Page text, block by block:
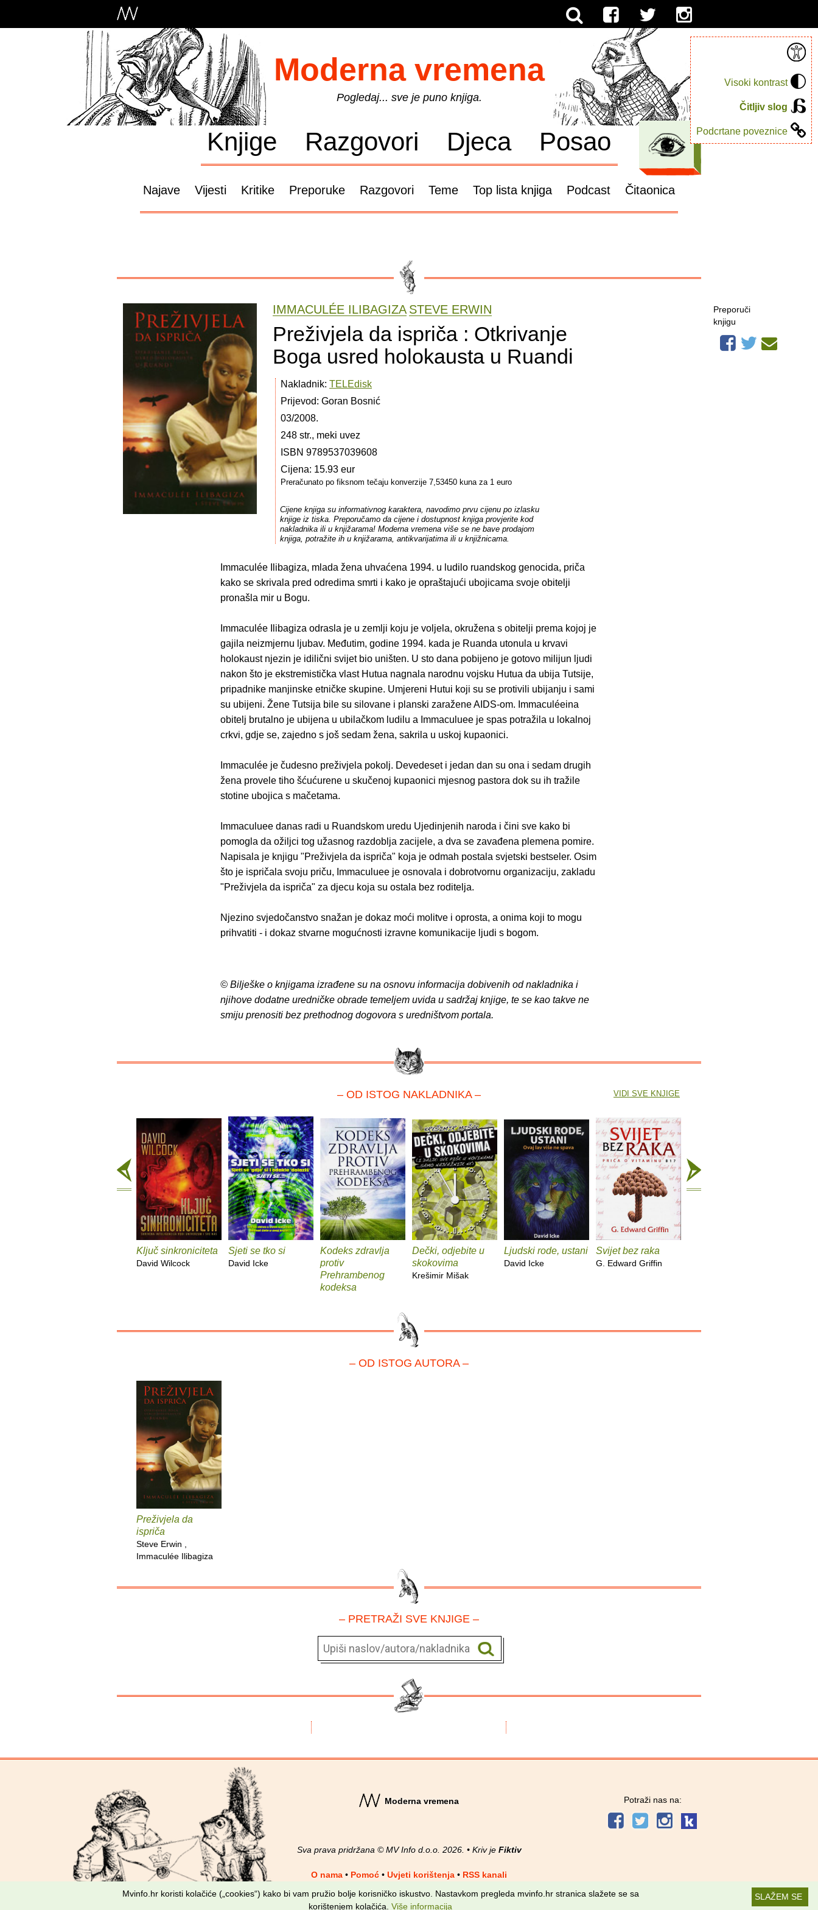
Visoki kontrast
Čitljiv slog
Podcrtane poveznice
Moderna vremena
Pogledaj... sve je puno knjiga.
Knjige Razgovori Djeca Posao
Najave Vijesti Kritike Preporuke Razgovori Teme Top lista knjiga Podcast Čitaonica
IMMACULÉE ILIBAGIZA STEVE ERWIN
Preživjela da ispriča : Otkrivanje
Boga usred holokausta u Ruandi
Nakladnik: TELEdisk
Prijevod: Goran Bosnić
03/2008.
248 str., meki uvez
ISBN 9789537039608
Cijena: 15.93 eur
Preračunato po fiksnom tečaju konverzije 7,53450 kuna za 1 euro
Cijene knjiga su informativnog karaktera, navodimo prvu cijenu po izlasku
knjige iz tiska. Preporučamo da cijene i dostupnost knjiga provjerite kod
nakladnika ili u knjižarama! Moderna vremena više se ne bave prodajom
knjiga, potražite ih u knjižarama, antikvarijatima ili u knjižnicama.
Immaculée Ilibagiza, mlada žena uhvaćena 1994. u ludilo ruandskog genocida, priča
kako se skrivala pred odredima smrti i kako je opraštajući ubojicama svoje obitelji
pronašla mir u Bogu.
Immaculée Ilibagiza odrasla je u zemlji koju je voljela, okružena s obitelji prema kojoj je
gajila neizmjernu ljubav. Međutim, godine 1994. kada je Ruanda utonula u krvavi
holokaust njezin je idilični svijet bio uništen. U sto dana pobijeno je gotovo milijun ljudi
nakon što je ekstremistička vlast Hutua nagnala narodnu vojsku Hutua da ubija Tutsije,
pripadnike manjinske etničke skupine. Umjereni Hutui koji su se protivili ubijanju i sami
su ubijeni. Žene Tutsija bile su silovane i planski zaražene AIDS-om. Immaculéeina
obitelj brutalno je ubijena u ubilačkom ludilu a Immaculuee je spas potražila u lokalnoj
crkvi, gdje se, zajedno s još sedam žena, sakrila u uskoj kupaonici.
Immaculée je čudesno preživjela pokolj. Devedeset i jedan dan su ona i sedam drugih
žena provele tiho šćućurene u skučenoj kupaonici mjesnog pastora dok su ih tražile
stotine ubojica s mačetama.
Immaculuee danas radi u Ruandskom uredu Ujedinjenih naroda i čini sve kako bi
pomogla da ožiljci tog užasnog razdoblja zacijele, a dva se zavađena plemena pomire.
Napisala je knjigu "Preživjela da ispriča" koja je odmah postala svjetski bestseler. Osim
što je ispričala svoju priču, Immaculuee je osnovala i dobrotvornu organizaciju, zakladu
"Preživjela da ispriča" za djecu koja su ostala bez roditelja.
Njezino svjedočanstvo snažan je dokaz moći molitve i oprosta, a onima koji to mogu
prihvatiti - i dokaz stvarne mogućnosti izravne komunikacije ljudi s bogom.
© Bilješke o knjigama izrađene su na osnovu informacija dobivenih od nakladnika i
njihove dodatne uredničke obrade temeljem uvida u sadržaj knjige, te se kao takve ne
smiju prenositi bez prethodnog dogovora s uredništvom portala.
Preporuči
knjigu
– OD ISTOG NAKLADNIKA –
Ključ sinkroniciteta
David Wilcock
Sjeti se tko si
David Icke
Kodeks zdravlja
protiv
Prehrambenog
kodeksa
Dečki, odjebite u
skokovima
Krešimir Mišak
Ljudski rode, ustani
David Icke
Svijet bez raka
G. Edward Griffin
VIDI SVE KNJIGE
– OD ISTOG AUTORA –
Preživjela da
ispriča
Steve Erwin ,
Immaculée Ilibagiza
– PRETRAŽI SVE KNJIGE –
Moderna vremena
Sva prava pridržana © MV Info d.o.o. 2026. • Kriv je Fiktiv
O nama • Pomoć • Uvjeti korištenja • RSS kanali
Potraži nas na:
SLAŽEM SE
Mvinfo.hr koristi kolačiće („cookies“) kako bi vam pružio bolje korisničko iskustvo. Nastavkom pregleda mvinfo.hr stranica slažete se sa
korištenjem kolačića.Više informacija